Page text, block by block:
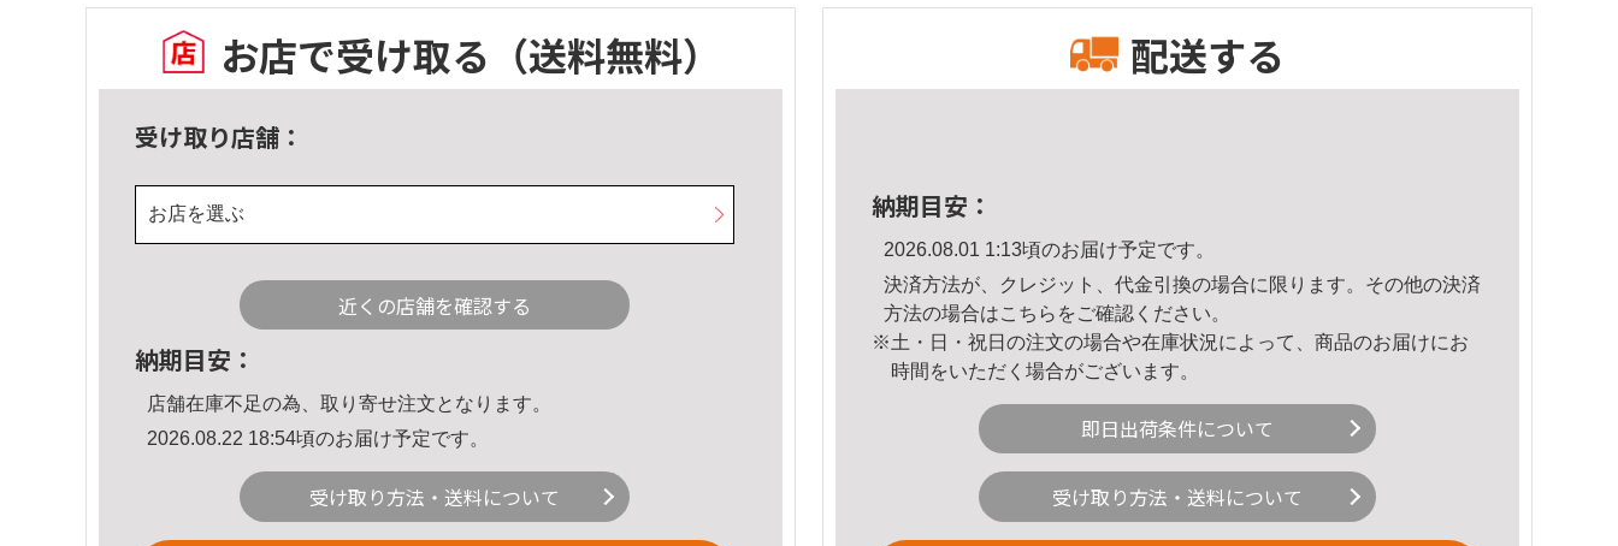
お店で受け取る （送料無料）
受け取り店舗：
お店を選ぶ
近くの店舗を確認する
納期目安：
店舗在庫不足の為、取り寄せ注文となります。
2026.08.22 18:54頃のお届け予定です。
受け取り方法・送料について
配送する
納期目安：
2026.08.01 1:13頃のお届け予定です。
決済方法が、クレジット、代金引換の場合に限ります。その他の決済
方法の場合はこちら をご確認ください。
※土・日・祝日の注文の場合や在庫状況によって、商品のお届けにお
時間をいただく場合がございます。
即日出荷条件について
受け取り方法・送料について